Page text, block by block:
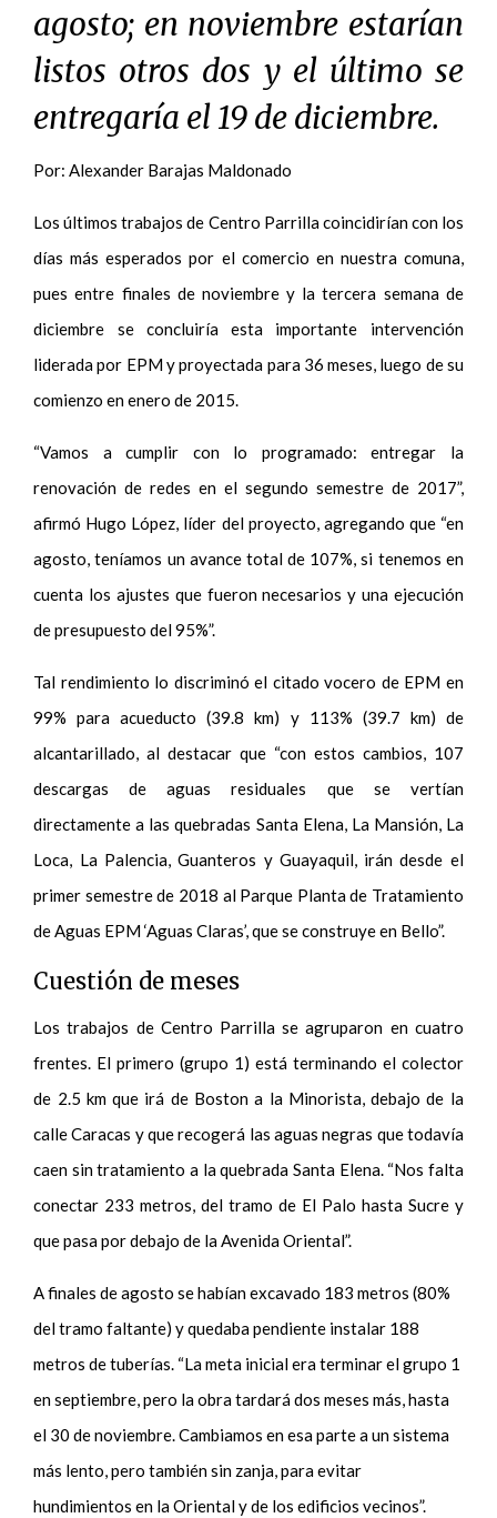
agosto; en noviembre estarían
listos otros dos y el último se
entregaría el 19 de diciembre.
Por: Alexander Barajas Maldonado
Los últimos trabajos de Centro Parrilla coincidirían con los
días más esperados por el comercio en nuestra comuna,
pues entre finales de noviembre y la tercera semana de
diciembre se concluiría esta importante intervención
liderada por EPM y proyectada para 36 meses, luego de su
comienzo en enero de 2015.
“Vamos a cumplir con lo programado: entregar la
renovación de redes en el segundo semestre de 2017”,
afirmó Hugo López, líder del proyecto, agregando que “en
agosto, teníamos un avance total de 107%, si tenemos en
cuenta los ajustes que fueron necesarios y una ejecución
de presupuesto del 95%”.
Tal rendimiento lo discriminó el citado vocero de EPM en
99% para acueducto (39.8 km) y 113% (39.7 km) de
alcantarillado, al destacar que “con estos cambios, 107
descargas de aguas residuales que se vertían
directamente a las quebradas Santa Elena, La Mansión, La
Loca, La Palencia, Guanteros y Guayaquil, irán desde el
primer semestre de 2018 al Parque Planta de Tratamiento
de Aguas EPM ‘Aguas Claras’, que se construye en Bello”.
Cuestión de meses
Los trabajos de Centro Parrilla se agruparon en cuatro
frentes. El primero (grupo 1) está terminando el colector
de 2.5 km que irá de Boston a la Minorista, debajo de la
calle Caracas y que recogerá las aguas negras que todavía
caen sin tratamiento a la quebrada Santa Elena. “Nos falta
conectar 233 metros, del tramo de El Palo hasta Sucre y
que pasa por debajo de la Avenida Oriental”.
A finales de agosto se habían excavado 183 metros (80%
del tramo faltante) y quedaba pendiente instalar 188
metros de tuberías. “La meta inicial era terminar el grupo 1
en septiembre, pero la obra tardará dos meses más, hasta
el 30 de noviembre. Cambiamos en esa parte a un sistema
más lento, pero también sin zanja, para evitar
hundimientos en la Oriental y de los edificios vecinos”.